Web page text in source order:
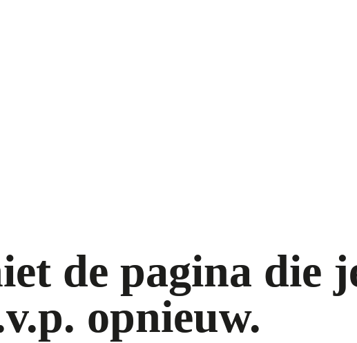
de pagina die
opnieuw.